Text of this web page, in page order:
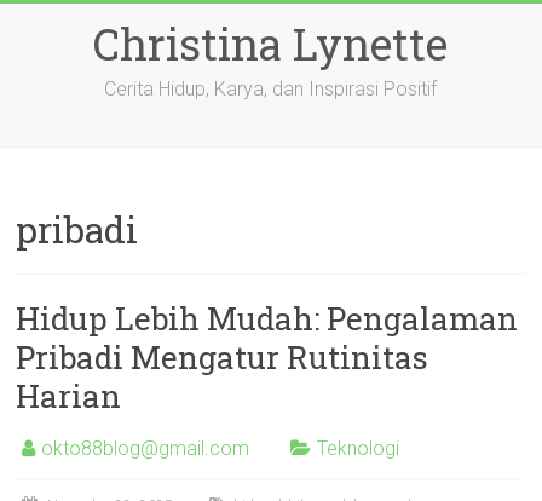
Christina Lynette
Cerita Hidup, Karya, dan Inspirasi Positif
pribadi
Hidup Lebih Mudah: Pengalaman
Pribadi Mengatur Rutinitas
Harian
okto88blog@gmail.com Teknologi